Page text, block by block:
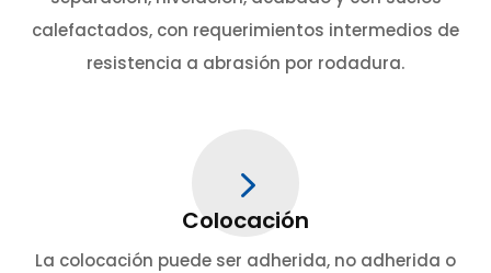
calefactados, con requerimientos intermedios de
resistencia a abrasión por rodadura.
5
Colocación
La colocación puede ser adherida, no adherida o